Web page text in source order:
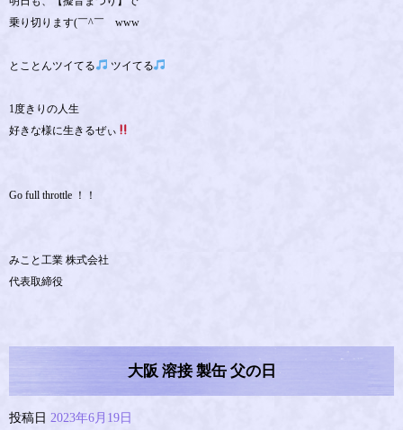
乗り切ります(￣^￣ゞwww
とことんツイてる ツイてる
1度きりの人生
好きな様に生きるぜぃ
Go full throttle ！！
みこと工業 株式会社
代表取締役
大阪 溶接 製缶 父の日
投稿日 2023年6月19日